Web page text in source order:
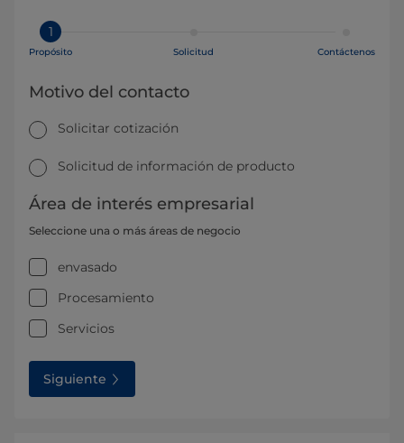
1
Propósito Solicitud Contáctenos
Motivo del contacto
Solicitar cotización
Solicitud de información de producto
Área de interés empresarial
Seleccione una o más áreas de negocio
envasado
Procesamiento
Servicios
Siguiente